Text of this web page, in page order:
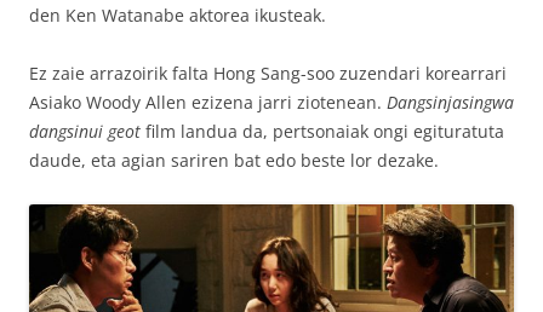
den Ken Watanabe aktorea ikusteak.
Ez zaie arrazoirik falta Hong Sang-soo zuzendari korearrari
Asiako Woody Allen ezizena jarri ziotenean. Dangsinjasingwa
dangsinui geot film landua da, pertsonaiak ongi egituratuta
daude, eta agian sariren bat edo beste lor dezake.